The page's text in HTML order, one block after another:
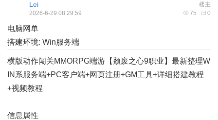
楼主
Lei
75 0
2026-6-29 08:29:59
电脑网单
搭建环境: Win服务端
横版动作闯关MMORPG端游【颓废之心9职业】最新整理W
IN系服务端+PC客户端+网页注册+GM工具+详细搭建教程
+视频教程
信息属性